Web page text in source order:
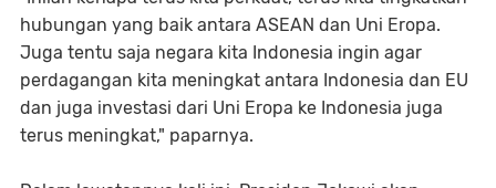
hubungan yang baik antara ASEAN dan Uni Eropa.
Juga tentu saja negara kita Indonesia ingin agar
perdagangan kita meningkat antara Indonesia dan EU
dan juga investasi dari Uni Eropa ke Indonesia juga
terus meningkat," paparnya.